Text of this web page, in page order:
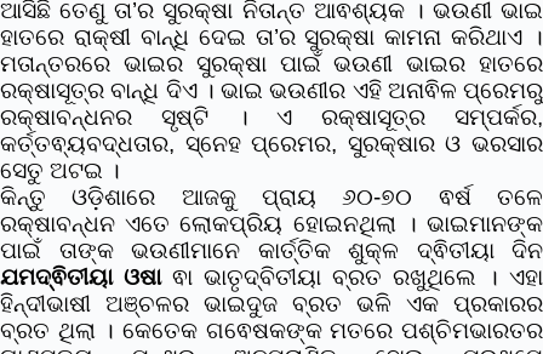
ଆସିଛି ତେଣୁ ତା’ର ସୁରକ୍ଷା ନିତାନ୍ତ ଆଵଶ୍ୟକ । ଭଉଣୀ ଭାଇ
ହାତରେ ରାକ୍ଷୀ ବାନ୍ଧି ଦେଇ ତା’ର ସୁରକ୍ଷା କାମନା କରିଥାଏ ।
ମତାନ୍ତରରେ ଭାଇର ସୁରକ୍ଷା ପାଇଁ ଭଉଣୀ ଭାଇର ହାତରେ
ରକ୍ଷାସୂତ୍ର ବାନ୍ଧି ଦିଏ । ଭାଇ ଭଉଣୀର ଏହି ଅନାଵିଳ ପ୍ରେମରୁ
ରକ୍ଷାବନ୍ଧନର ସୃଷ୍ଟି । ଏ ରକ୍ଷାସୂତ୍ର ସମ୍ପର୍କର,
କର୍ତ୍ତଵ୍ୟବଦ୍ଧତାର, ସ୍ନେହ ପ୍ରେମର, ସୁରକ୍ଷାର ଓ ଭରସାର
ସେତୁ ଅଟଇ ।
କିନ୍ତୁ ଓଡ଼ିଶାରେ ଆଜକୁ ପ୍ରାୟ ୬୦-୭୦ ଵର୍ଷ ତଳେ
ରକ୍ଷାବନ୍ଧନ ଏତେ ଲୋକପ୍ରିୟ ହୋଇନଥିଲା । ଭାଇମାନଙ୍କ
ପାଇଁ ତାଙ୍କ ଭଉଣୀମାନେ କାର୍ତ୍ତିକ ଶୁକ୍ଳ ଦ୍ଵିତୀୟା ଦିନ
ଯମଦ୍ଵିତୀୟା ଓଷାଵା ଭାତୃଦ୍ବିତୀୟା ବ୍ରତ ରଖୁଥିଲେ । ଏହା
ହିନ୍ଦୀଭାଷୀ ଅଞ୍ଚଳର ଭାଇଦୁଜ ବ୍ରତ ଭଳି ଏକ ପ୍ରକାରର
ବ୍ରତ ଥିଲା । କେତେକ ଗଵେଷକଙ୍କ ମତରେ ପଶ୍ଚିମଭାରତର